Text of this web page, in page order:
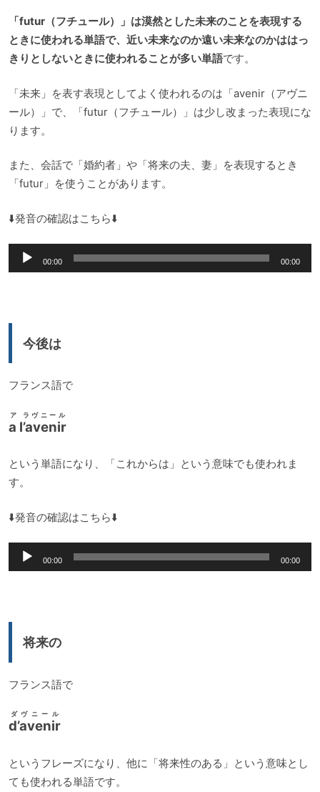
「futur（フチュール）」は漠然とした未来のことを表現する
ときに使われる単語で、近い未来なのか遠い未来なのかははっ
きりとしないときに使われることが多い単語です。
「未来」を表す表現としてよく使われるのは「avenir（アヴニ
ール）」で、「futur（フチュール）」は少し改まった表現にな
ります。
また、会話で「婚約者」や「将来の夫、妻」を表現するとき
「futur」を使うことがあります。
⬇️発音の確認はこちら⬇️
声
00:00 00:00
今後は
フランス語で
a l’avenir
ア ラヴニール
という単語になり、「これからは」という意味でも使われま
す。
⬇️発音の確認はこちら⬇️
声
00:00 00:00
将来の
フランス語で
d’avenir
ダヴニール
というフレーズになり、他に「将来性のある」という意味とし
ても使われる単語です。